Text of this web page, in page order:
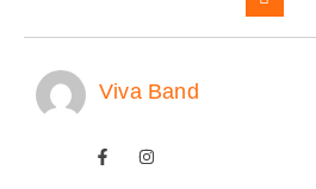
Viva Band